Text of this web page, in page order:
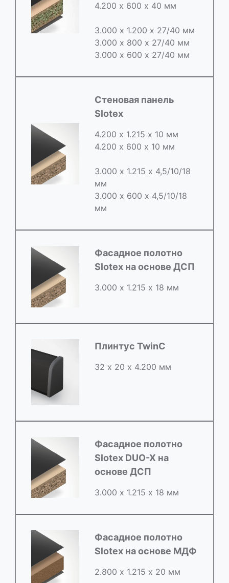
4.200 х 600 х 40 мм
3.000 х 1.200 х 27/40 мм
3.000 х 800 х 27/40 мм
3.000 х 600 х 27/40 мм
Стеновая панель
Slotex
4.200 х 1.215 х 10 мм
4.200 х 600 х 10 мм
3.000 х 1.215 х 4,5/10/18
мм
3.000 х 600 х 4,5/10/18
мм
Фасадное полотно
Slotex на основе ДСП
3.000 х 1.215 х 18 мм
Плинтус TwinC
32 х 20 х 4.200 мм
Фасадное полотно
Slotex DUO-X на
основе ДСП
3.000 х 1.215 х 18 мм
Фасадное полотно
Slotex на основе МДФ
2.800 х 1.215 х 20 мм